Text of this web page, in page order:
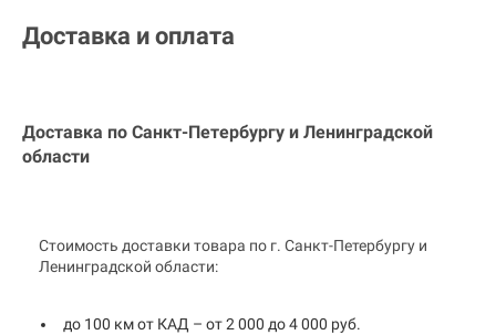
Доставка и оплата
Доставка по Санкт-Петербургу и Ленинградской
области
Стоимость доставки товара по г. Санкт-Петербургу и
Ленинградской области:
до 100 км от КАД – от 2 000 до 4 000 руб.